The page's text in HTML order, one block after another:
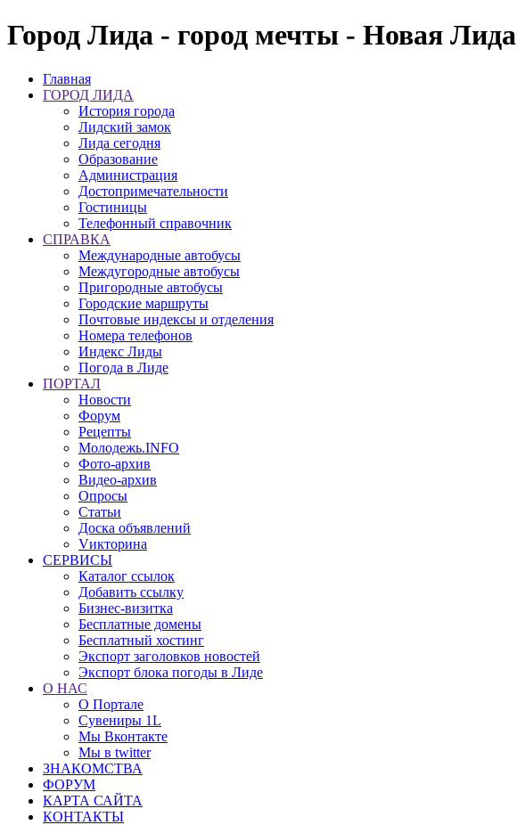
Город Лида - город мечты - Новая Лида
Главная
ГОРОД ЛИДА
История города
Лидский замок
Лида сегодня
Образование
Администрация
Достопримечательности
Гостиницы
Телефонный справочник
СПРАВКА
Международные автобусы
Междугородные автобусы
Пригородные автобусы
Городские маршруты
Почтовые индексы и отделения
Номера телефонов
Индекс Лиды
Погода в Лиде
ПОРТАЛ
Новости
Форум
Рецепты
Молодежь.INFO
Фото-архив
Видео-архив
Опросы
Статьи
Доска объявлений
Vикторина
СЕРВИСЫ
Каталог ссылок
Добавить ссылку
Бизнес-визитка
Бесплатные домены
Бесплатный хостинг
Экспорт заголовков новостей
Экспорт блока погоды в Лиде
О НАС
О Портале
Сувениры 1L
Мы Вконтакте
Мы в twitter
ЗНАКОМСТВА
ФОРУМ
КАРТА САЙТА
КОНТАКТЫ